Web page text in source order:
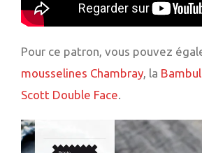
Pour ce patron, vous pouvez
mousselines Chambray, la
Scott Double Face.